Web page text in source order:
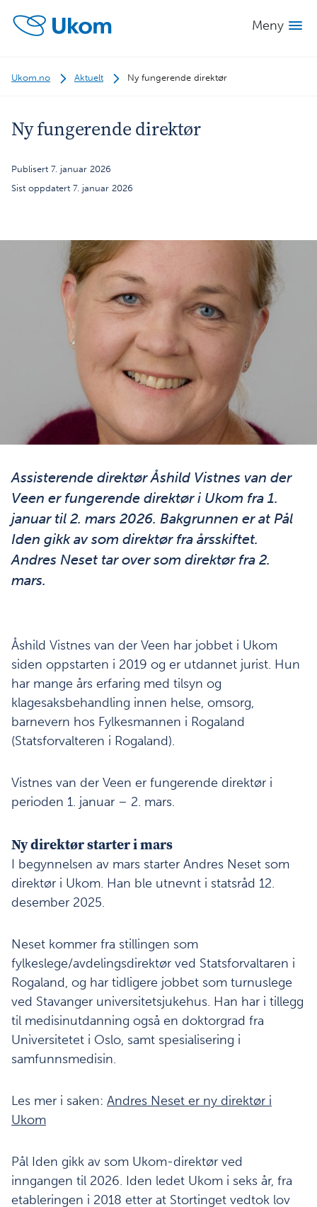
Meny
Ukom.no Aktuelt Ny fungerende direktør
Ny fungerende direktør
Publisert 7. januar 2026
Sist oppdatert 7. januar 2026
Åshild Vistnes Van deer Veen, konstituert direktør i Ukom.
Assisterende direktør Åshild Vistnes van der
Veen er fungerende direktør i Ukom fra 1.
januar til 2. mars 2026. Bakgrunnen er at Pål
Iden gikk av som direktør fra årsskiftet.
Andres Neset tar over som direktør fra 2.
mars.
Åshild Vistnes van der Veen har jobbet i Ukom
siden oppstarten i 2019 og er utdannet jurist. Hun
har mange års erfaring med tilsyn og
klagesaksbehandling innen helse, omsorg,
barnevern hos Fylkesmannen i Rogaland
(Statsforvalteren i Rogaland).
Vistnes van der Veen er fungerende direktør i
perioden 1. januar – 2. mars.
Ny direktør starter i mars
I begynnelsen av mars starter Andres Neset som
direktør i Ukom. Han ble utnevnt i statsråd 12.
desember 2025.
Neset kommer fra stillingen som
fylkeslege/avdelingsdirektør ved Statsforvaltaren i
Rogaland, og har tidligere jobbet som turnuslege
ved Stavanger universitetsjukehus. Han har i tillegg
til medisinutdanning også en doktorgrad fra
Universitetet i Oslo, samt spesialisering i
samfunnsmedisin.
Les mer i saken: Andres Neset er ny direktør i
Ukom
Pål Iden gikk av som Ukom-direktør ved
inngangen til 2026. Iden ledet Ukom i seks år, fra
etableringen i 2018 etter at Stortinget vedtok lov